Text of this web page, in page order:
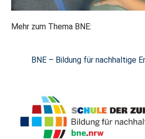
Mehr zum Thema BNE:
BNE – Bildung für nachhaltige